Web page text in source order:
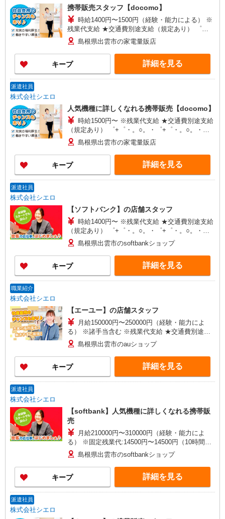
携帯販売スタッフ【docomo】
時給1400円〜1500円（経験・能力による） ※
残業代支給 ★交通費別途支給（規定あり） ゜
+゜・。○。・゜+゜・。○。・゜+゜ 入社祝い金10
万円支給(規定有) お友達を紹介頂くと, インセンテ
ィブ支給(規定有) ★月2回払い・週払い可能（規程
有）★ ゜・。○。・゜+゜・。○。・゜+゜
島根県出雲市の家電量販店
キープ 詳細を見る
派遣社員
株式会社シエロ
人気機種に詳しくなれる携帯販売【docomo】
時給1500円〜 ※残業代支給 ★交通費別途支給
（規定あり） ゜+゜・。○。・゜+゜・。○。・゜
+゜ 入社祝い金10万円支給(規定有) お友達を紹介
頂くと, インセンティブ支給(規定有) ★月2回払
い・週払い可能（規程有）★ ゜・。○。・゜
+゜・。○。・゜+゜
島根県出雲市の家電量販店
キープ 詳細を見る
派遣社員
株式会社シエロ
【ソフトバンク】の店舗スタッフ
時給1400円〜 ※残業代支給 ★交通費別途支給
（規定あり） ゜+゜・。○。・゜+゜・。○。・゜
+゜ 入社祝い金10万円支給(規定有) お友達を紹介
頂くと, インセンティブ支給(規定有) ★月2回払
い・週払い可能（規程有）★ ゜・。○。・゜
+゜・。○。・゜+゜
島根県出雲市のsoftbankショップ
キープ 詳細を見る
職業紹介
株式会社シエロ
【エーユー】の店舗スタッフ
月給150000円〜250000円（経験・能力によ
る） ※諸手当含む ※残業代支給 ★交通費別途支
給（規定あり） ゜+゜・。○。・゜+゜・。
○。・゜+゜ 入社祝い金10万円支給(規定有) お友達
を紹介頂くと, インセンティブ支給(規定有) ゜・。
○。・゜+゜・。○。・゜+゜
島根県出雲市のauショップ
キープ 詳細を見る
派遣社員
株式会社シエロ
【softbank】人気機種に詳しくなれる携帯販
売
月給210000円〜310000円（経験・能力によ
る） ※固定残業代:14500円〜14500円（10時間相
当） ＊時間外手当は時間外労働の有無にかかわら
ず、固定残業代として支給し、相当時間を超える
時間外労働分は法定どおり追加で支給します。 ※
試用期間なし ※残業代支給 ★交通費別途支給（規
定あり） ゜+゜・。○。・゜+゜・。○。・゜+゜
島根県出雲市のsoftbankショップ
キープ 詳細を見る
派遣社員
株式会社シエロ